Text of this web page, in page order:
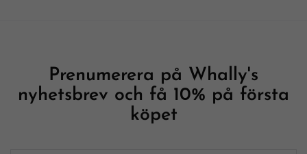
Prenumerera på Whally's
nyhetsbrev och få 10% på första
köpet